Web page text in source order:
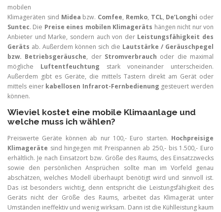
mobilen
Klimageräten sind Midea bzw. Comfee, Remko, TCL, De’Longhi oder
Suntec. Die Preise eines mobilen Klimageräts hängen nicht nur von
Anbieter und Marke, sondern auch von der Leistungsfähigkeit des
Geräts ab. Außerdem können sich die Lautstärke / Geräuschpegel
bzw. Betriebsgeräusche, der Stromverbrauch oder die maximal
mögliche Luftentfeuchtung stark voneinander unterscheiden.
Außerdem gibt es Geräte, die mittels Tastern direkt am Gerät oder
mittels einer kabellosen Infrarot-Fernbedienung gesteuert werden
können.
Wieviel kostet eine mobile Klimaanlage und
welche muss ich wählen?
Preiswerte Geräte können ab nur 100,- Euro starten. Hochpreisige
Klimageräte sind hingegen mit Preispannen ab 250,- bis 1.500,- Euro
erhältlich. Je nach Einsatzort bzw. Größe des Raums, des Einsatzzwecks
sowie den persönlichen Ansprüchen sollte man im Vorfeld genau
abschätzen, welches Modell überhaupt benötigt wird und sinnvoll ist.
Das ist besonders wichtig, denn entspricht die Leistungsfähigkeit des
Geräts nicht der Größe des Raums, arbeitet das Klimagerät unter
Umständen ineffektiv und wenig wirksam. Dann ist die Kühlleistung kaum